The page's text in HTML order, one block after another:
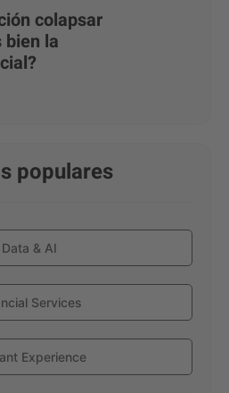
colapsar
bien la
populares
Data & AI
Services
Experience